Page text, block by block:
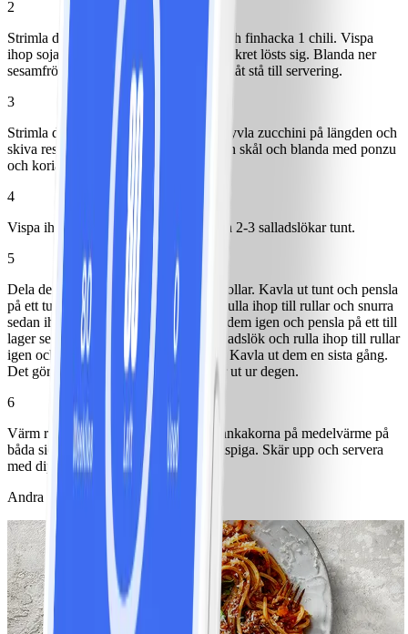
2
Strimla det gröna på 1 salladslök fint och finhacka 1 chili. Vispa
ihop soja, chinkiang och socker tills sockret lösts sig. Blanda ner
sesamfrön, salladslöken och chilin och låt stå till servering.
3
Strimla det vita på samma salladslök, hyvla zucchini på längden och
skiva resterande chili tunt. Lägg allt i en skål och blanda med ponzu
och koriander.
4
Vispa ihop sesamolja och miso. Strimla 2-3 salladslökar tunt.
5
Dela degen i fyra bitar och forma till bollar. Kavla ut tunt och pensla
på ett tunt lager sesamolja och miso. Rulla ihop till rullar och snurra
sedan ihop till en rund bulle. Kavla ut dem igen och pensla på ett till
lager sesamolja och miso. Lägg på salladslök och rulla ihop till rullar
igen och snurra ihop till en rund bulle. Kavla ut dem en sista gång.
Det gör inget om lite salladslök sticker ut ur degen.
6
Värm rapsolja i en panna och stek pannkakorna på medelvärme på
båda sidorna tills de är gyllene och krispiga. Skär upp och servera
med dippsåsen.
Andra gillade också